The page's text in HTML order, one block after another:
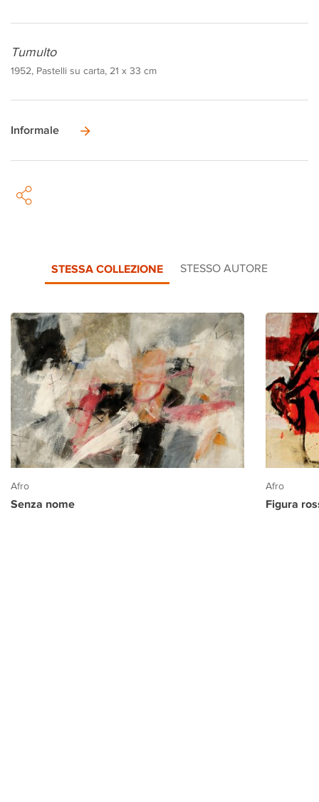
Tumulto
1952, Pastelli su carta, 21 x 33 cm
Informale
STESSA COLLEZIONE STESSO AUTORE
Afro
Senza nome
Afro
Figura